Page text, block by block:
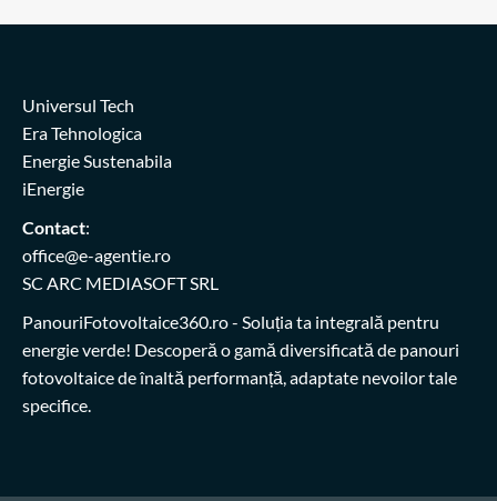
Universul Tech
Era Tehnologica
Energie Sustenabila
iEnergie
Contact:
office@e-agentie.ro
SC ARC MEDIASOFT SRL
PanouriFotovoltaice360.ro- Soluția ta integrală pentru
energie verde! Descoperă o gamă diversificată de panouri
fotovoltaice de înaltă performanță, adaptate nevoilor tale
specifice.